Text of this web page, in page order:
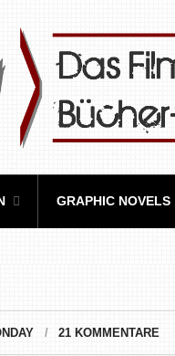
GRAPHIC NOVELS
21 KOMMENTARE